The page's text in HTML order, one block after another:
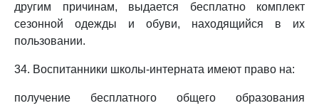
другим причинам, выдается бесплатно комплект
сезонной одежды и обуви, находящийся в их
пользовании.
34. Воспитанники школы-интерната имеют право на:
получение бесплатного общего образования